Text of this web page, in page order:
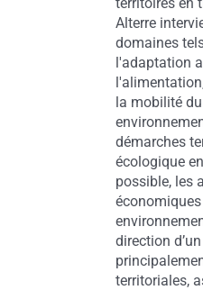
Alterre
domaines
l'adaptation
la mobilité
démarches
écologique
possible, les
direction
territoriales,